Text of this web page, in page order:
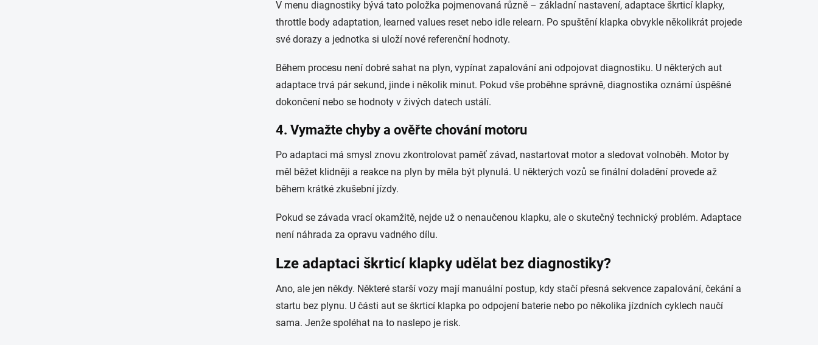
V menu diagnostiky bývá tato položka pojmenovaná různě – základní nastavení, adaptace škrticí klapky,
throttle body adaptation, learned values reset nebo idle relearn. Po spuštění klapka obvykle několikrát projede
své dorazy a jednotka si uloží nové referenční hodnoty.
Během procesu není dobré sahat na plyn, vypínat zapalování ani odpojovat diagnostiku. U některých aut
adaptace trvá pár sekund, jinde i několik minut. Pokud vše proběhne správně, diagnostika oznámí úspěšné
dokončení nebo se hodnoty v živých datech ustálí.
4. Vymažte chyby a ověřte chování motoru
Po adaptaci má smysl znovu zkontrolovat paměť závad, nastartovat motor a sledovat volnoběh. Motor by
měl běžet klidněji a reakce na plyn by měla být plynulá. U některých vozů se finální doladění provede až
během krátké zkušební jízdy.
Pokud se závada vrací okamžitě, nejde už o nenaučenou klapku, ale o skutečný technický problém. Adaptace
není náhrada za opravu vadného dílu.
Lze adaptaci škrticí klapky udělat bez diagnostiky?
Ano, ale jen někdy. Některé starší vozy mají manuální postup, kdy stačí přesná sekvence zapalování, čekání a
startu bez plynu. U části aut se škrticí klapka po odpojení baterie nebo po několika jízdních cyklech naučí
sama. Jenže spoléhat na to naslepo je risk.